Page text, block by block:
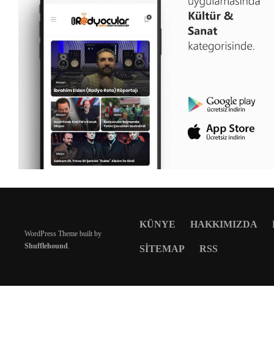
WordPress Theme built by
Shufflehound.
KÜNYE HAKKIMIZDA
SITEMAP RSS